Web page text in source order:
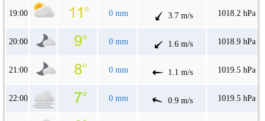
19:00 0 mm 3.7 m/s 1018.2 hPa
20:00 0 mm 1.6 m/s 1018.9 hPa
21:00 0 mm 1.1 m/s 1019.5 hPa
22:00 0 mm 0.9 m/s 1019.5 hPa